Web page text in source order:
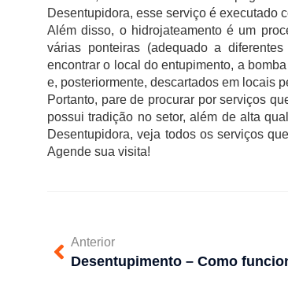
Desentupidora, esse serviço é executado
Além disso, o hidrojateamento é um
várias ponteiras (adequado a
encontrar o local do entupimento, a
e, posteriormente, descartados em locais
Portanto, pare de procurar por serviços
possui tradição no setor, além de alta
Desentupidora, veja todos os serviços
Agende sua visita!
Anterior